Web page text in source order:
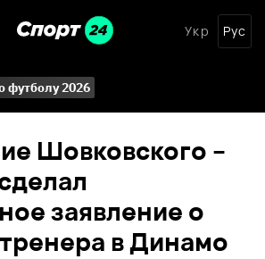
Укр Рус
футболу 2026
Шовковского –
заявление о
в Динамо